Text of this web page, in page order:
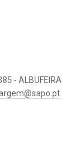
- ALBUFEIRA